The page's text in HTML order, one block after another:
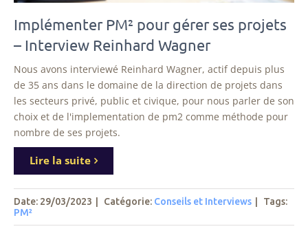
Implémenter PM² pour gérer ses projets
– Interview Reinhard Wagner
Nous avons interviewé Reinhard Wagner, actif depuis plus
de 35 ans dans le domaine de la direction de projets dans
les secteurs privé, public et civique, pour nous parler de son
choix et de l'implementation de pm2 comme méthode pour
nombre de ses projets.
Lire la suite
Date: 29/03/2023 Catégorie: Conseils et Interviews Tags:
PM²